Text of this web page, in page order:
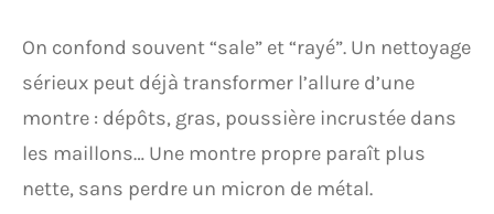
On confond souvent “sale” et “rayé”. Un nettoyage
sérieux peut déjà transformer l’allure d’une
montre : dépôts, gras, poussière incrustée dans
les maillons… Une montre propre paraît plus
nette, sans perdre un micron de métal.